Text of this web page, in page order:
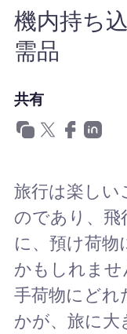
eSIMの使用
企業
機内持ち
需品
共有
旅行は楽しい
のであり、飛
に、預け荷物
かもしれませ
手荷物にどれ
かが、旅に大